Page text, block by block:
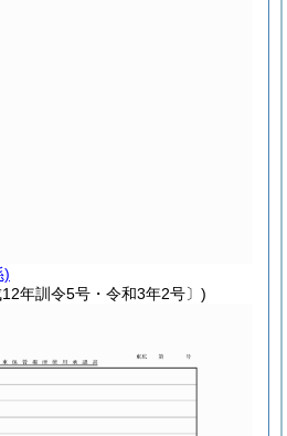
)
年訓令5号・令和3年2号〕)